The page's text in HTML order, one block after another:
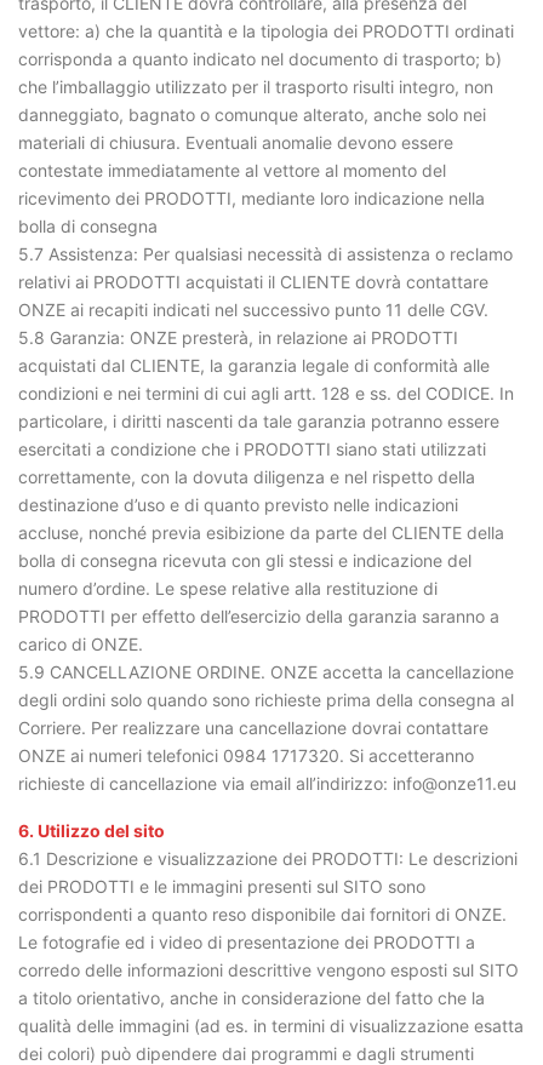
vettore: a) che la quantità e la tipologia dei PRODOTTI ordinati
corrisponda a quanto indicato nel documento di trasporto; b)
che l’imballaggio utilizzato per il trasporto risulti integro, non
danneggiato, bagnato o comunque alterato, anche solo nei
materiali di chiusura. Eventuali anomalie devono essere
contestate immediatamente al vettore al momento del
ricevimento dei PRODOTTI, mediante loro indicazione nella
bolla di consegna
5.7 Assistenza: Per qualsiasi necessità di assistenza o reclamo
relativi ai PRODOTTI acquistati il CLIENTE dovrà contattare
ONZE ai recapiti indicati nel successivo punto 11 delle CGV.
5.8 Garanzia: ONZE presterà, in relazione ai PRODOTTI
acquistati dal CLIENTE, la garanzia legale di conformità alle
condizioni e nei termini di cui agli artt. 128 e ss. del CODICE. In
particolare, i diritti nascenti da tale garanzia potranno essere
esercitati a condizione che i PRODOTTI siano stati utilizzati
correttamente, con la dovuta diligenza e nel rispetto della
destinazione d’uso e di quanto previsto nelle indicazioni
accluse, nonché previa esibizione da parte del CLIENTE della
bolla di consegna ricevuta con gli stessi e indicazione del
numero d’ordine. Le spese relative alla restituzione di
PRODOTTI per effetto dell’esercizio della garanzia saranno a
carico di ONZE.
5.9 CANCELLAZIONE ORDINE. ONZE accetta la cancellazione
degli ordini solo quando sono richieste prima della consegna al
Corriere. Per realizzare una cancellazione dovrai contattare
ONZE ai numeri telefonici 0984 1717320. Si accetteranno
richieste di cancellazione via email all’indirizzo: info@onze11.eu
6. Utilizzo del sito
6.1 Descrizione e visualizzazione dei PRODOTTI: Le descrizioni
dei PRODOTTI e le immagini presenti sul SITO sono
corrispondenti a quanto reso disponibile dai fornitori di ONZE.
Le fotografie ed i video di presentazione dei PRODOTTI a
corredo delle informazioni descrittive vengono esposti sul SITO
a titolo orientativo, anche in considerazione del fatto che la
qualità delle immagini (ad es. in termini di visualizzazione esatta
dei colori) può dipendere dai programmi e dagli strumenti